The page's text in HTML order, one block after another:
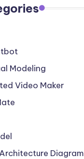
Modeling
Video Maker
Diagram